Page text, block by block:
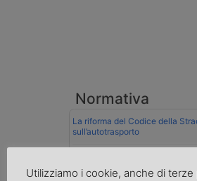
Normativa
La riforma del Codice della
sull’autotrasporto
col muletto
Utilizziamo i cookie, anche di